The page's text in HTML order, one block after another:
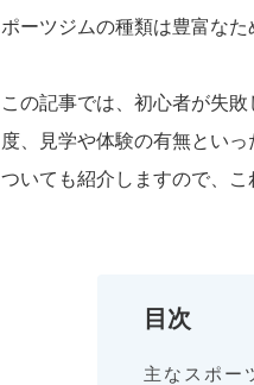
ポーツジムの種類は豊富な
この記事では、初心者が失
度、見学や体験の有無とい
ついても紹介しますので、こ
目次
主なスポー